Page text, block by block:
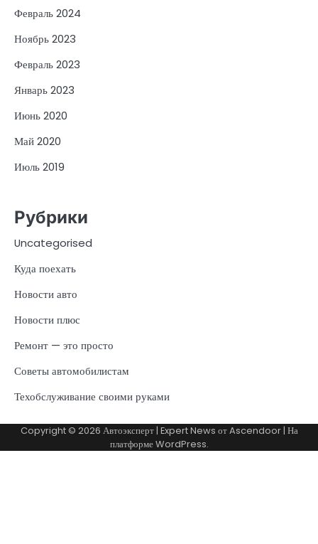
Февраль 2024
Ноябрь 2023
Февраль 2023
Январь 2023
Июнь 2020
Май 2020
Июль 2019
Рубрики
Uncategorised
Куда поехать
Новости авто
Новости плюс
Ремонт — это просто
Советы автомобилистам
Техобслуживание своими руками
Copyright © 2026 Автоэксперт| Expert News отAscendoor| На
платформеWordPress.